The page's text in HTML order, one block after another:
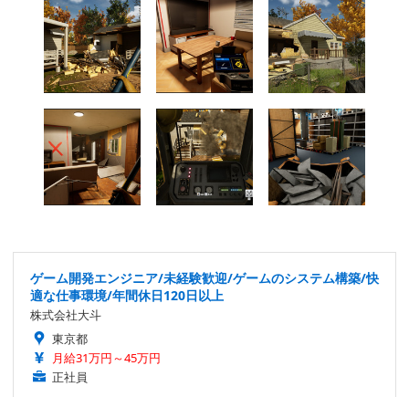
ゲーム開発エンジニア/未経験歓迎/ゲームのシステム構築/快
適な仕事環境/年間休日120日以上
株式会社大斗
東京都
月給31万円～45万円
正社員